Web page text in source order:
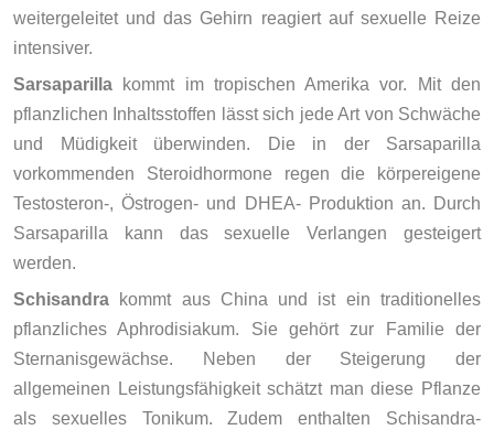
weitergeleitet und das Gehirn reagiert auf sexuelle Reize
intensiver.
Sarsaparilla kommt im tropischen Amerika vor. Mit den
pflanzlichen Inhaltsstoffen lässt sich jede Art von Schwäche
und Müdigkeit überwinden. Die in der Sarsaparilla
vorkommenden Steroidhormone regen die körpereigene
Testosteron-, Östrogen- und DHEA- Produktion an. Durch
Sarsaparilla kann das sexuelle Verlangen gesteigert
werden.
Schisandra kommt aus China und ist ein traditionelles
pflanzliches Aphrodisiakum. Sie gehört zur Familie der
Sternanisgewächse. Neben der Steigerung der
allgemeinen Leistungsfähigkeit schätzt man diese Pflanze
als sexuelles Tonikum. Zudem enthalten Schisandra-